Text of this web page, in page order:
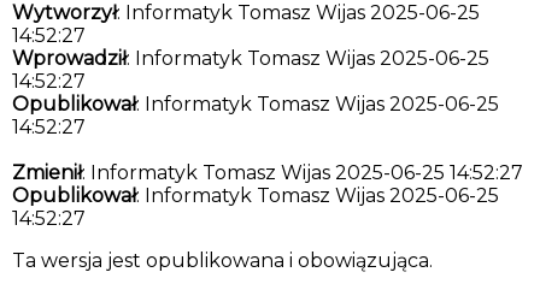
Wytworzył: Informatyk Tomasz Wijas 2025-06-25
14:52:27
Wprowadził: Informatyk Tomasz Wijas 2025-06-25
14:52:27
Opublikował: Informatyk Tomasz Wijas 2025-06-25
14:52:27
Zmienił: Informatyk Tomasz Wijas 2025-06-25 14:52:27
Opublikował: Informatyk Tomasz Wijas 2025-06-25
14:52:27
Ta wersja jest opublikowana i obowiązująca.